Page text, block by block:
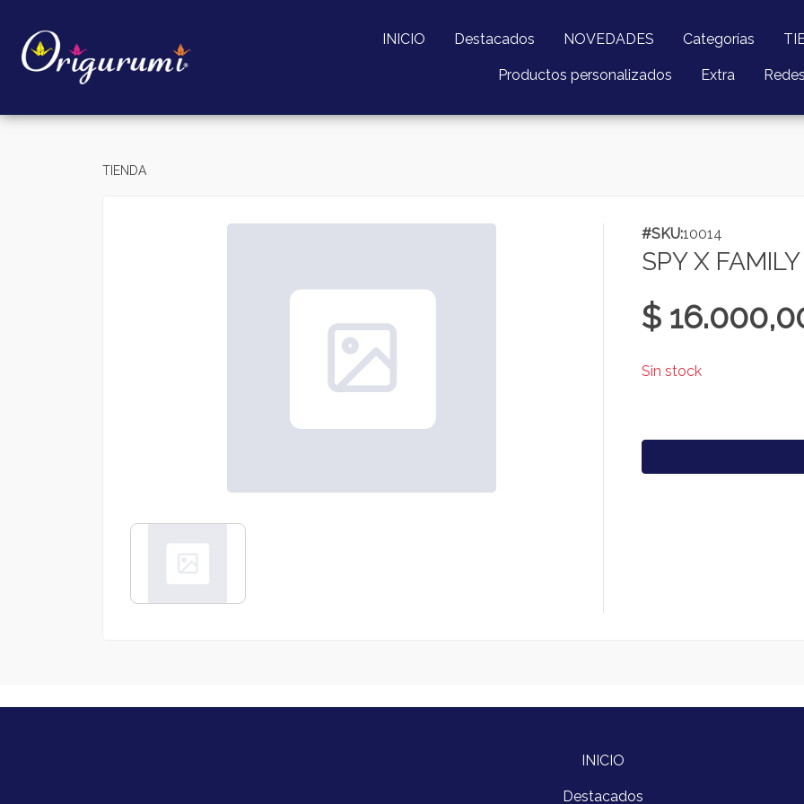
INICIO Destacados NOVEDADES Categorías
Productos personalizados Extra Redes
TIENDA
#SKU:10014
SPY X
$
Sin stock
INICIO
Destacados